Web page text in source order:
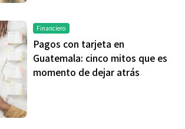
Financiero
Pagos con tarjeta en
Guatemala: cinco mitos que es
momento de dejar atrás